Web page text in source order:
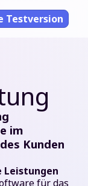
Testversion
im
Kunden
für das